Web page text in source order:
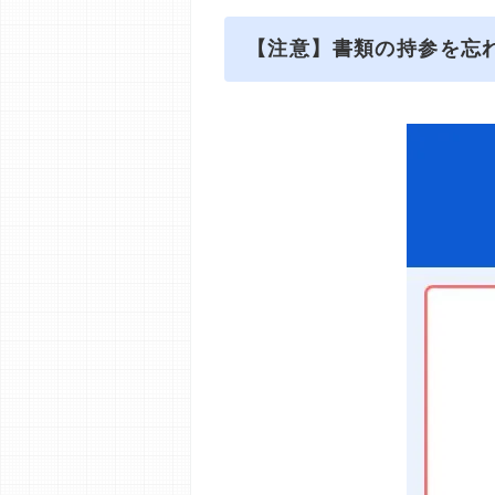
【注意】書類の持参を忘